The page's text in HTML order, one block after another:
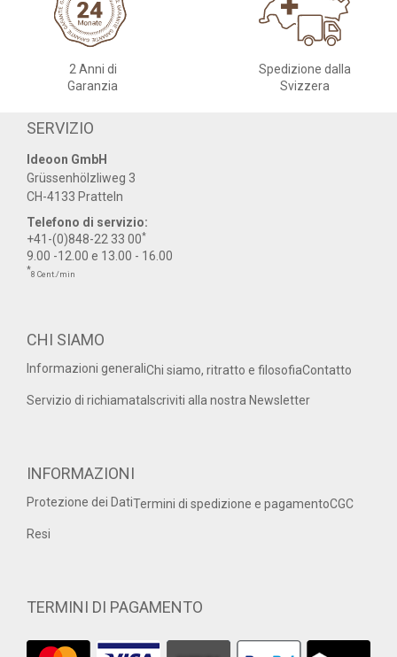
2 Anni di
Garanzia
Spedizione dalla
Svizzera
SERVIZIO
Ideoon GmbH
Grüssenhölzliweg 3
CH-4133 Pratteln
Telefono di servizio:
+41-(0)848-22 33 00*
9.00 -12.00 e 13.00 - 16.00
*8 Cent./min
CHI SIAMO
Informazioni generaliChi siamo, ritratto e filosofiaContatto
Servizio di richiamata Iscriviti alla nostra Newsletter
INFORMAZIONI
Protezione dei DatiTermini di spedizione e pagamentoCGC
Resi
TERMINI DI PAGAMENTO